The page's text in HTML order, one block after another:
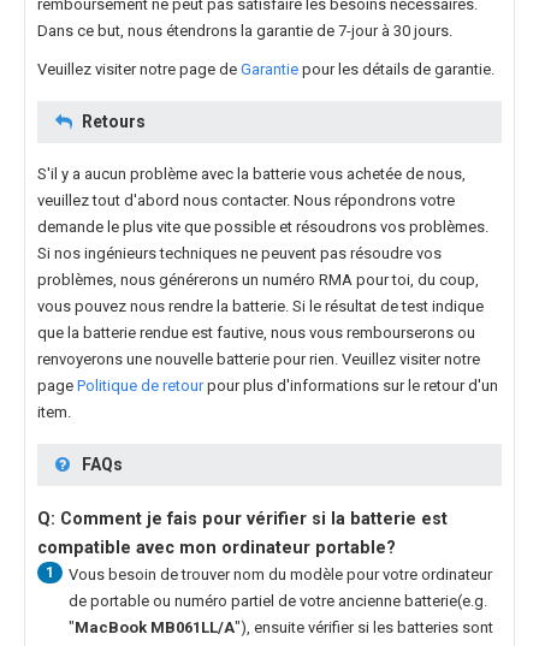
remboursement ne peut pas satisfaire les besoins nécessaires.
Dans ce but, nous étendrons la garantie de 7-jour à 30 jours.
Veuillez visiter notre page de Garantie pour les détails de garantie.
Retours
S'il y a aucun problème avec la batterie vous achetée de nous,
veuillez tout d'abord nous contacter. Nous répondrons votre
demande le plus vite que possible et résoudrons vos problèmes.
Si nos ingénieurs techniques ne peuvent pas résoudre vos
problèmes, nous générerons un numéro RMA pour toi, du coup,
vous pouvez nous rendre la batterie. Si le résultat de test indique
que la batterie rendue est fautive, nous vous rembourserons ou
renvoyerons une nouvelle batterie pour rien. Veuillez visiter notre
page Politique de retourpour plus d'informations sur le retour d'un
item.
FAQs
Q: Comment je fais pour vérifier si la batterie est
compatible avec mon ordinateur portable?
1
Vous besoin de trouver nom du modèle pour votre ordinateur
de portable ou numéro partiel de votre ancienne batterie(e.g.
"MacBook MB061LL/A"), ensuite vérifier si les batteries sont